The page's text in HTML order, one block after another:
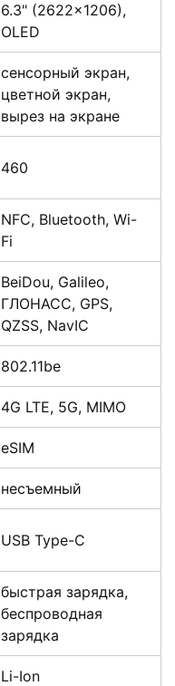
6.3" (2622×1206),
OLED
сенсорный экран,
цветной экран,
вырез на экране
460
NFC, Bluetooth, Wi-
Fi
BeiDou, Galileo,
ГЛОНАСС, GPS,
QZSS, NavIC
802.11be
4G LTE, 5G, MIMO
eSIM
несъемный
USB Type-C
быстрая зарядка,
беспроводная
зарядка
Li-Ion